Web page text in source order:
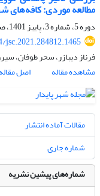
مطالعه موردی: کافه‌های
دوره 5، شماره 3، پاییز 1401، صفحه
jsc.2021.284812.1465
فرناز دیبازر، سحر طوفان،
مشاهده مقاله
اصل مقاله
مقالات آماده انتشار
شماره جاری
شماره‌های پیشین نشریه